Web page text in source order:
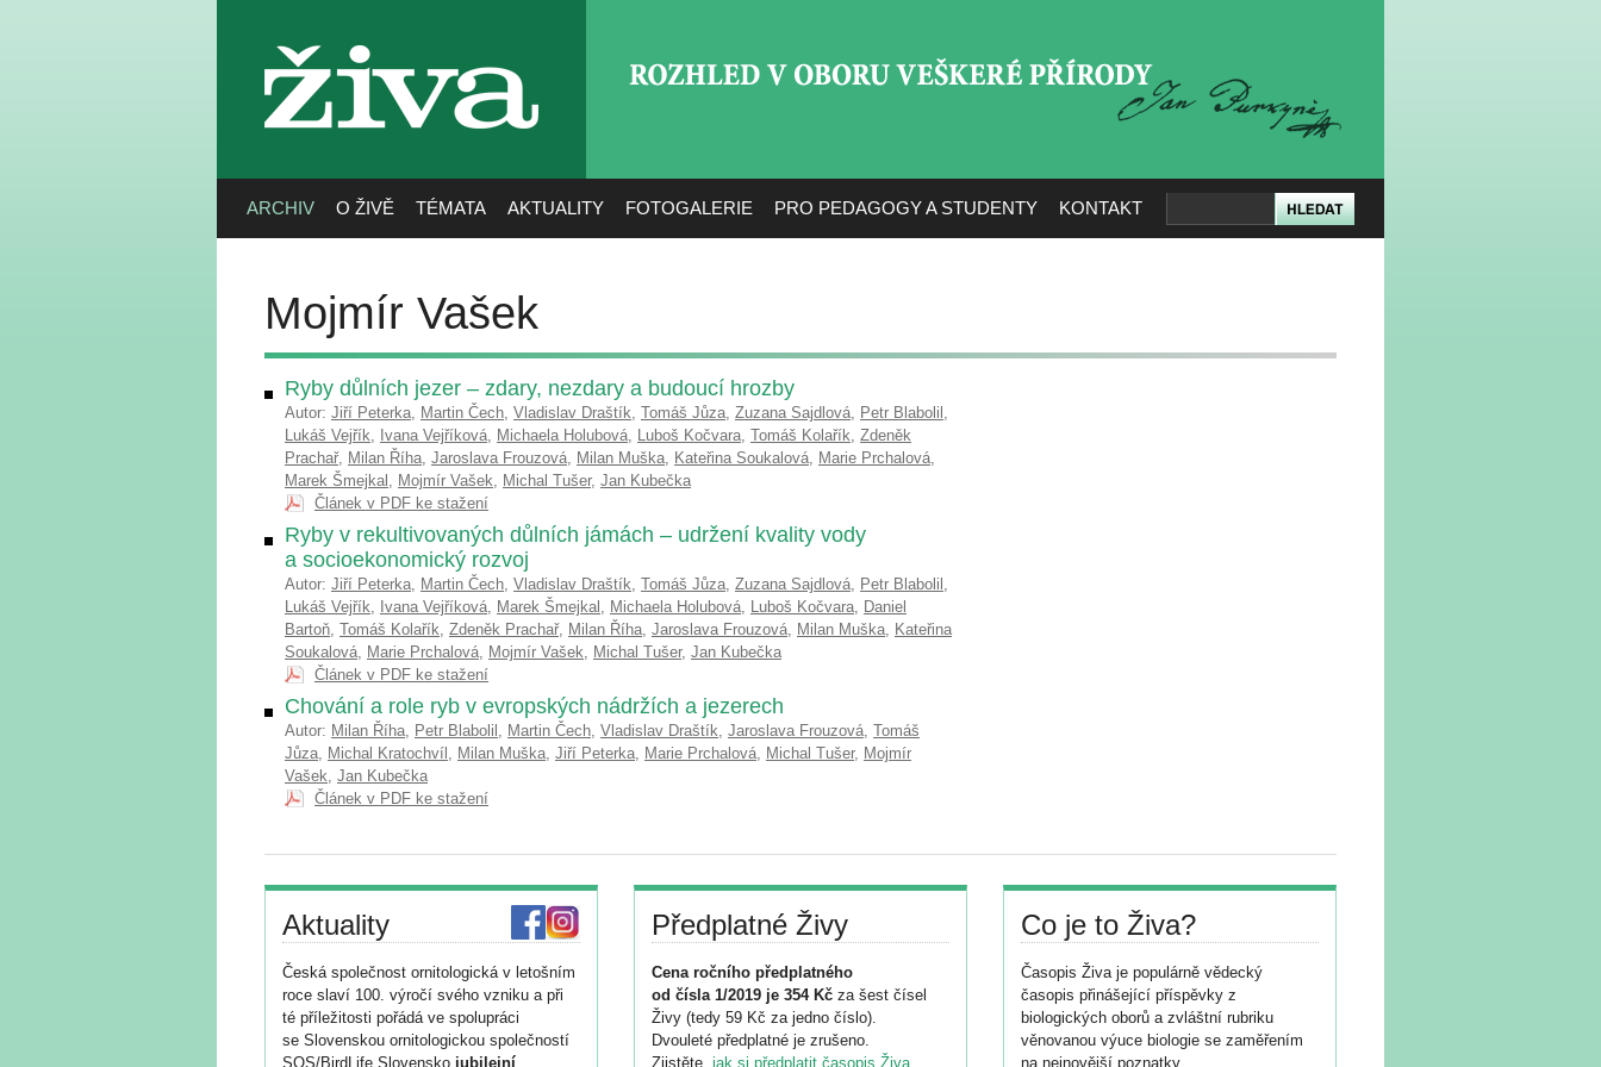
živa
ARCHIV O ŽIVĚ TÉMATA AKTUALITY FOTOGALERIE PRO PEDAGOGY A STUDENTY KONTAKT
Mojmír Vašek
Ryby důlních jezer – zdary, nezdary a budoucí hrozby
Autor: Jiří Peterka, Martin Čech, Vladislav Draštík, Tomáš Jůza, Zuzana Sajdlová, Petr Blabolil ,
Lukáš Vejřík, Ivana Vejříková, Michaela Holubová, Luboš Kočvara, Tomáš Kolařík, Zdeněk
Prachař, Milan Říha, Jaroslava Frouzová, Milan Muška, Kateřina Soukalová, Marie Prchalová,
Marek Šmejkal , Mojmír Vašek, Michal Tušer, Jan Kubečka
Článek v PDF ke stažení
Ryby v rekultivovaných důlních jámách – udržení kvality vody
a socioekonomický rozvoj
Autor: Jiří Peterka, Martin Čech, Vladislav Draštík, Tomáš Jůza, Zuzana Sajdlová, Petr Blabolil ,
Lukáš Vejřík, Ivana Vejříková, Marek Šmejkal , Michaela Holubová, Luboš Kočvara, Daniel
Bartoň, Tomáš Kolařík, Zdeněk Prachař, Milan Říha, Jaroslava Frouzová, Milan Muška, Kateřina
Soukalová, Marie Prchalová, Mojmír Vašek, Michal Tušer, Jan Kubečka
Článek v PDF ke stažení
Chování a role ryb v evropských nádržích a jezerech
Autor: Milan Říha, Petr Blabolil , Martin Čech, Vladislav Draštík, Jaroslava Frouzová, Tomáš
Jůza, Michal Kratochvíl , Milan Muška, Jiří Peterka, Marie Prchalová, Michal Tušer, Mojmír
Vašek, Jan Kubečka
Článek v PDF ke stažení
Aktuality
Česká společnost ornitologická v letošním
roce slaví 100. výročí svého vzniku a při
té příležitosti pořádá ve spolupráci
se Slovenskou ornitologickou společností
SOS/BirdLife Slovensko jubilejní
Předplatné Živy
Cena ročního předplatného
od čísla 1/2019 je 354 Kč za šest čísel
Živy (tedy 59 Kč za jedno číslo).
Dvouleté předplatné je zrušeno.
Zjistěte, jak si předplatit časopis Živa.
Co je to Živa?
Časopis Živa je populárně vědecký
časopis přinášející příspěvky z
biologických oborů a zvláštní rubriku
věnovanou výuce biologie se zaměřením
na nejnovější poznatky.